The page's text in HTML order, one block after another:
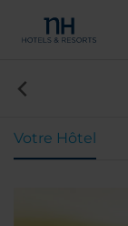
Votre Hôtel